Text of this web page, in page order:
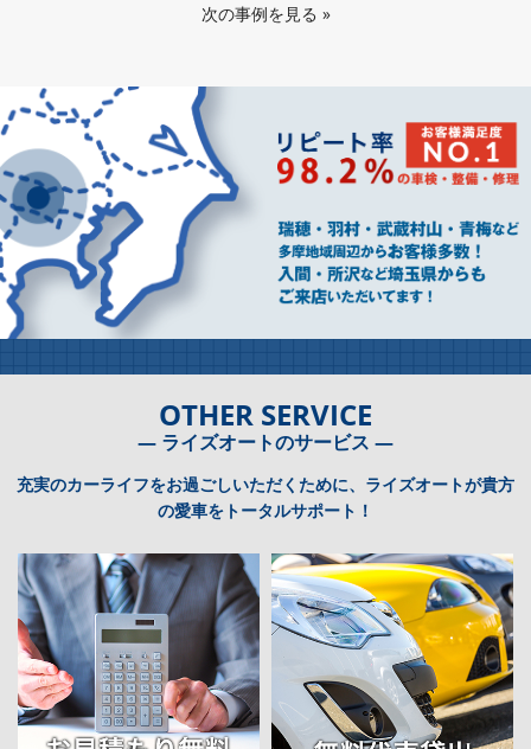
次の事例を見る »
OTHER SERVICE
― ライズオートのサービス ―
充実のカーライフをお過ごしいただくために、ライズオートが貴方
の愛車をトータルサポート！